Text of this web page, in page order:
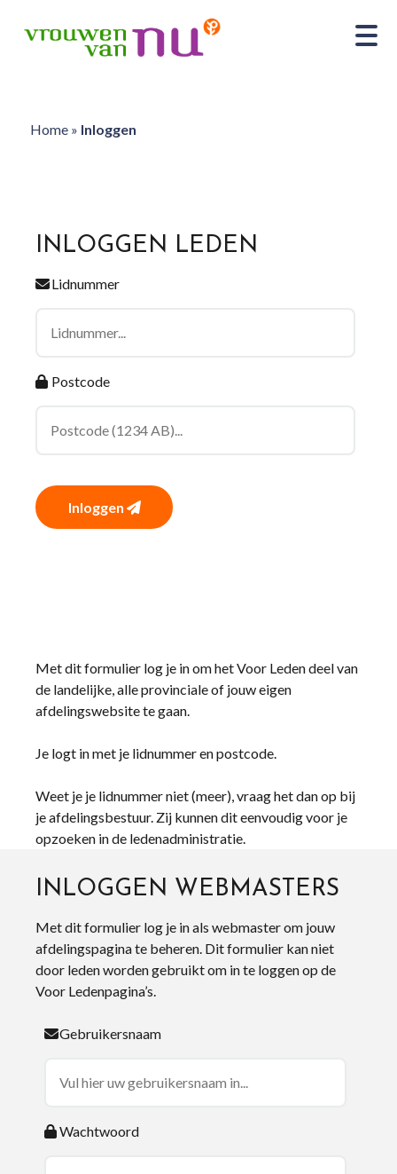
Home» Inloggen
INLOGGEN LEDEN
Lidnummer
Postcode
Inloggen
Met dit formulier log je in om het Voor Leden deel van
de landelijke, alle provinciale of jouw eigen
afdelingswebsite te gaan.
Je logt in met je lidnummer en postcode.
Weet je je lidnummer niet (meer), vraag het dan op bij
je afdelingsbestuur. Zij kunnen dit eenvoudig voor je
opzoeken in de ledenadministratie.
INLOGGEN WEBMASTERS
Met dit formulier log je in als webmaster om jouw
afdelingspagina te beheren. Dit formulier kan niet
door leden worden gebruikt om in te loggen op de
Voor Ledenpagina’s.
Gebruikersnaam
Wachtwoord